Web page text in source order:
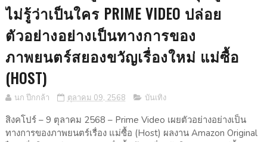
ไม่รู้ว่าเป็นใคร PRIME VIDEO ปล่อย
ตัวอย่างอย่างเป็นทางการของ
ภาพยนตร์สยองขวัญเรื่องใหม่ แม่ซื้อ
(HOST)
นก ปีกกล้า ตุลาคม 09, 2568 บันเทิง
สิงคโปร์ – 9 ตุลาคม 2568 – Prime Video เผยตัวอย่างอย่างเป็น
ทางการของภาพยนตร์เรื่อง แม่ซื้อ (Host) ผลงาน Amazon Original